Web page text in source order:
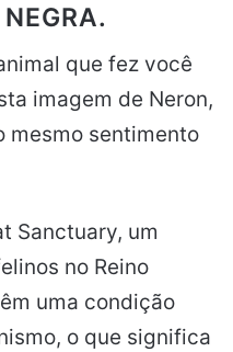
que fez você
imagem de Neron,
mesmo sentimento
Sanctuary, um
no Reino
uma condição
o que significa